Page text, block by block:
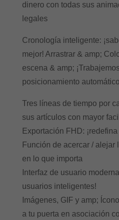
dinero con todas sus
legales
Cronología inteligente:
mejor! Arrastrar & amp;
escena & amp;
posicionamiento
Tres líneas de tiempo por
sus artículos con mayor
Exportación FHD:
Función de acercar / alejar
en lo que importa
Interfaz de usuario
usuarios inteligentes!
Imágenes, GIF y amp;
a tu puerta en asociación